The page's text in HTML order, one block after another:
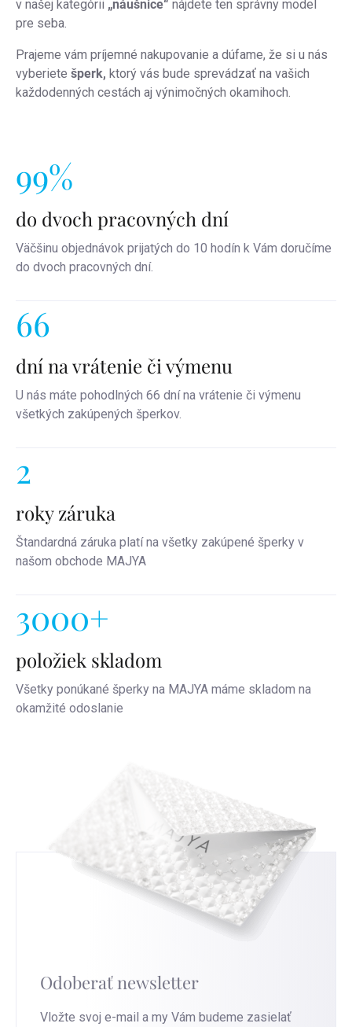
v našej kategórii „náušnice“ nájdete ten správny model
pre seba.
Prajeme vám príjemné nakupovanie a dúfame, že si u nás
vyberiete šperk, ktorý vás bude sprevádzať na vašich
každodenných cestách aj výnimočných okamihoch.
99%
do dvoch pracovných dní
Väčšinu objednávok prijatých do 10 hodín k Vám doručíme
do dvoch pracovných dní.
66
dní na vrátenie či výmenu
U nás máte pohodlných 66 dní na vrátenie či výmenu
všetkých zakúpených šperkov.
2
roky záruka
Štandardná záruka platí na všetky zakúpené šperky v
našom obchode MAJYA
3000+
položiek skladom
Všetky ponúkané šperky na MAJYA máme skladom na
okamžité odoslanie
Odoberať newsletter
Vložte svoj e-mail a my Vám budeme zasielať